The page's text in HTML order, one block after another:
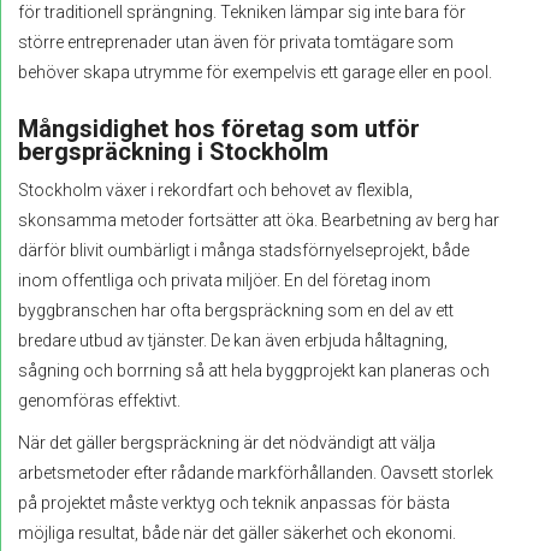
för traditionell sprängning. Tekniken lämpar sig inte bara för
större entreprenader utan även för privata tomtägare som
behöver skapa utrymme för exempelvis ett garage eller en pool.
Mångsidighet hos företag som utför
bergspräckning i Stockholm
Stockholm växer i rekordfart och behovet av flexibla,
skonsamma metoder fortsätter att öka. Bearbetning av berg har
därför blivit oumbärligt i många stadsförnyelseprojekt, både
inom offentliga och privata miljöer. En del företag inom
byggbranschen har ofta bergspräckning som en del av ett
bredare utbud av tjänster. De kan även erbjuda håltagning,
sågning och borrning så att hela byggprojekt kan planeras och
genomföras effektivt.
När det gäller bergspräckning är det nödvändigt att välja
arbetsmetoder efter rådande markförhållanden. Oavsett storlek
på projektet måste verktyg och teknik anpassas för bästa
möjliga resultat, både när det gäller säkerhet och ekonomi.